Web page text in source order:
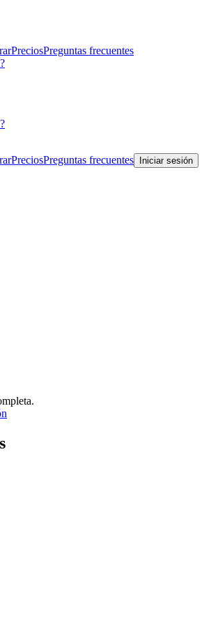
PreciosPreguntas frecuentes
PreciosPreguntas frecuentes Iniciar sesión